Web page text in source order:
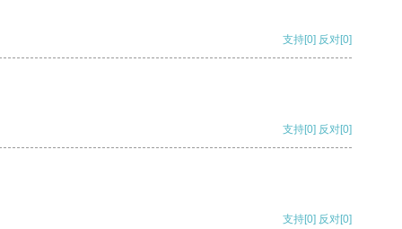
支持[0] 反对[0]
支持[0] 反对[0]
支持[0] 反对[0]